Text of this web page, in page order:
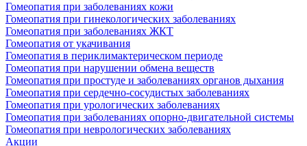
Гомеопатия при заболеваниях кожи
Гомеопатия при гинекологических заболеваниях
Гомеопатия при заболеваниях ЖКТ
Гомеопатия от укачивания
Гомеопатия в периклимактерическом периоде
Гомеопатия при нарушении обмена веществ
Гомеопатия при простуде и заболеваниях органов дыхания
Гомеопатия при сердечно-сосудистых заболеваниях
Гомеопатия при урологических заболеваниях
Гомеопатия при заболеваниях опорно-двигательной системы
Гомеопатия при неврологических заболеваниях
Акции